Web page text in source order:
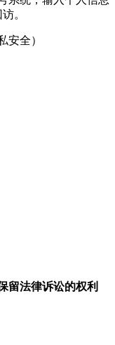
。
安全）
留法律诉讼的权利